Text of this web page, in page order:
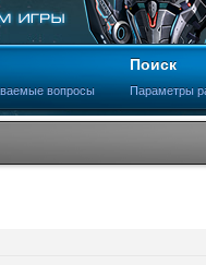
вопросы
Поиск
Параметры